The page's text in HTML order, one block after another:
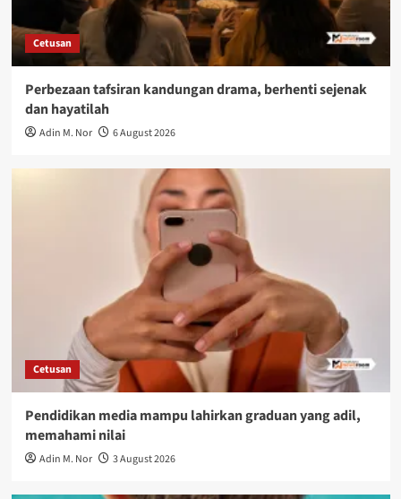
Cetusan
Perbezaan tafsiran kandungan drama, berhenti sejenak
dan hayatilah
Adin M. Nor 6 August 2026
Cetusan
Pendidikan media mampu lahirkan graduan yang adil,
memahami nilai
Adin M. Nor 3 August 2026